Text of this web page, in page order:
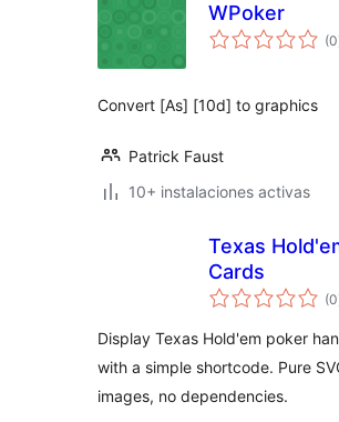
WPoker
(0
Convert [As] [10d] to graphics
Patrick Faust
10+ instalaciones activas
Texas
Cards
(0
Display Texas Hold'em poker
with a simple shortcode. Pure
images, no dependencies.